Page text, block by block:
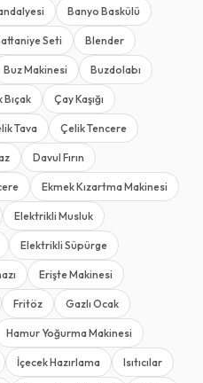
Banyo Baskülü
Seti Blender
Buz Makinesi Buzdolabı
Bıçak Çay Kaşığı
Tava Çelik Tencere
Davul Fırın
Ekmek Kızartma Makinesi
Elektrikli Musluk
Elektrikli Süpürge
Erişte Makinesi
Fritöz Gazlı Ocak
Hamur Yoğurma Makinesi
İçecek Hazırlama Isıtıcılar